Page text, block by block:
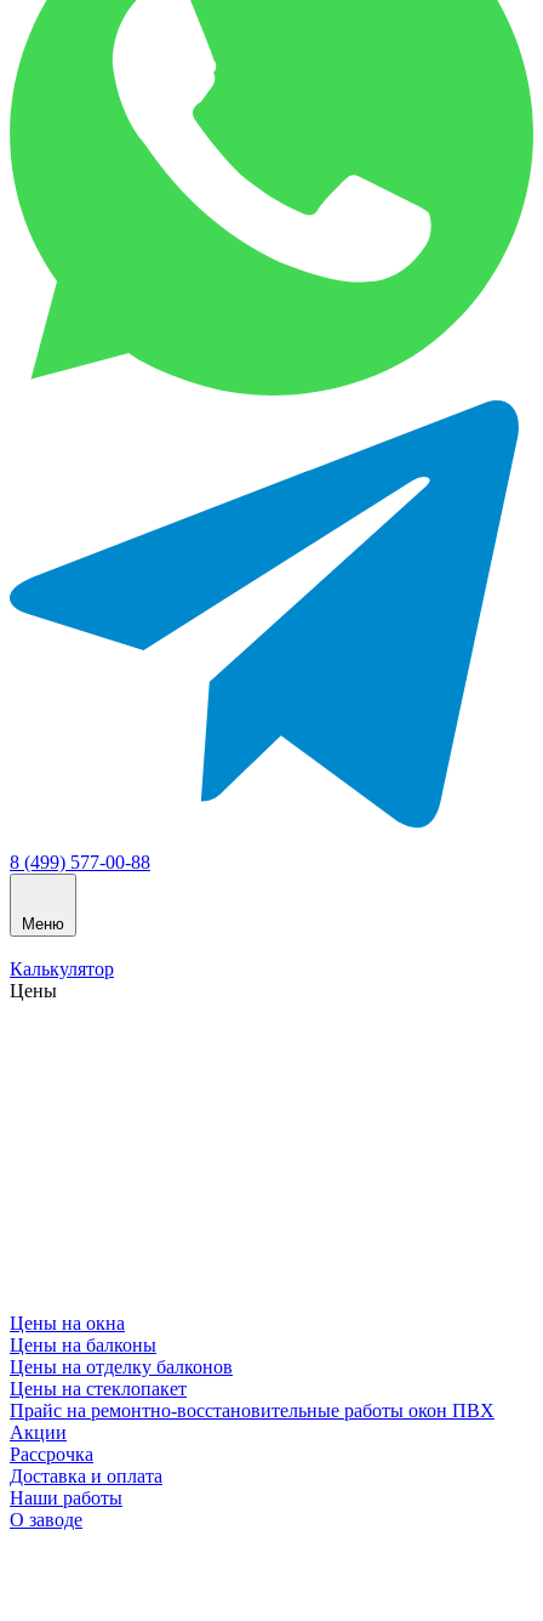
8 (499) 577-00-88
Меню
Калькулятор
Цены
Цены на окна
Цены на балконы
Цены на отделку балконов
Цены на стеклопакет
Прайс на ремонтно-восстановительные работы окон ПВХ
Акции
Рассрочка
Доставка и оплата
Наши работы
О заводе